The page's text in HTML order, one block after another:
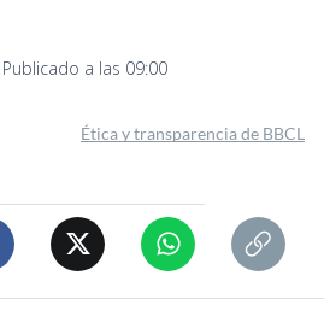
a las 09:00
Ética y transparencia de BBCL